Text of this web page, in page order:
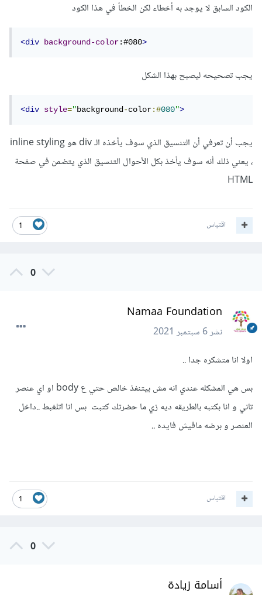
الكود السابق لا يوجد به أخطاء لكن الخطأ في هذا الكود
<div background-color:#080>
يجب تصحيحه ليصبح بهذا الشكل
<div style="background-color:#080">
يجب أن تعرفي أن التنسيق الذي سوف يأخذه الـ div هو inline styling
، يعني ذلك أنه سوف يأخذ بكل الأحوال التنسيق الذي يتضمن في صفحة
HTML
1 اقتباس
0
Namaa Foundation
نشر6 سبتمبر 2021
اولا انا متشكره جدا ..
بس هي المشكله عندي انه مش بيتنفذ خالص حتي ع body او اي عنصر
تاني و انا بكتبه بالطريقه ديه زي ما حضرتك كتبت بس انا اتلغبط ..داخل
العنصر و برضه مافيش فايده ..
1 اقتباس
0
أسامة زيادة